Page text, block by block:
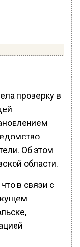
проверку в
Об этом
области.
в связи с